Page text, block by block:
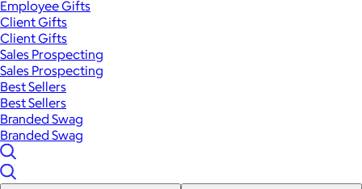
Employee Gifts
Client Gifts
Client Gifts
Sales Prospecting
Sales Prospecting
Best Sellers
Best Sellers
Branded Swag
Branded Swag